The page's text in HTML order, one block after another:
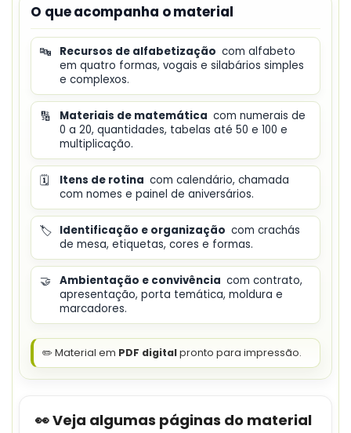
O que acompanha o material
🔤 Recursos de alfabetização com alfabeto
em quatro formas, vogais e silabários simples
e complexos.
🔢 Materiais de matemática com numerais de
0 a 20, quantidades, tabelas até 50 e 100 e
multiplicação.
🗓️ Itens de rotina com calendário, chamada
com nomes e painel de aniversários.
🏷️ Identificação e organização com crachás
de mesa, etiquetas, cores e formas.
🤝 Ambientação e convivência com contrato,
apresentação, porta temática, moldura e
marcadores.
✏️ Material em PDF digitalpronto para impressão.
👀 Veja algumas páginas do material